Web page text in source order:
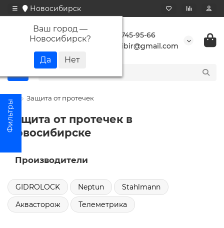
Новосибирск
Ваш город —
Новосибирск?
+7 923 745-95-66
buransibir@gmail.com
Защита от протечек
Защита от протечек в
Новосибирске
Производители
GIDROLOCK Neptun
Stahlmann
Аквасторож
Телеметрика